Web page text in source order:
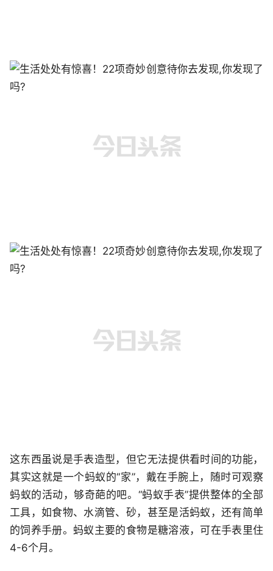
这东西虽说是手表造型，但它无法提供看时间的功能，
其实这就是一个蚂蚁的“家”，戴在手腕上，随时可观察
蚂蚁的活动，够奇葩的吧。“蚂蚁手表”提供整体的全部
工具，如食物、水滴管、砂，甚至是活蚂蚁，还有简单
的饲养手册。蚂蚁主要的食物是糖溶液，可在手表里住
4-6个月。